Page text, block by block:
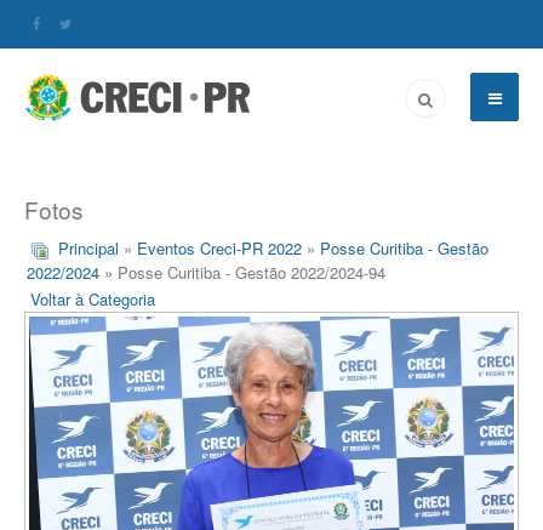
Fotos
Principal » Eventos Creci-PR 2022 » Posse Curitiba - Gestão
2022/2024 » Posse Curitiba - Gestão 2022/2024-94
Voltar à Categoria